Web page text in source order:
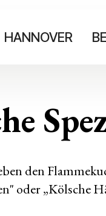
HANNOVER
den
oder „Kölsche